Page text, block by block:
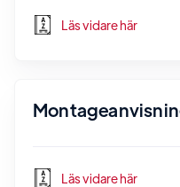
Läs vidare här
Läs vidare här